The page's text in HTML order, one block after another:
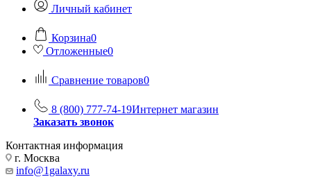
Личный кабинет
Корзина0
Отложенные0
Сравнение товаров0
8 (800) 777-74-19Интернет магазин
Заказать звонок
Контактная информация
г. Москва
info@1galaxy.ru